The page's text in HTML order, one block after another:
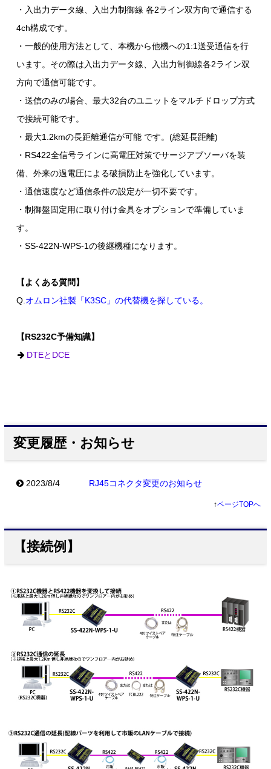
・入出力データ線、入出力制御線 各2ライン双方向で通信する
4ch構成です。
・一般的使用方法として、本機から他機への1:1送受通信を行
います。その際は入出力データ線、入出力制御線各2ライン双
方向で通信可能です。
・送信のみの場合、最大32台のユニットをマルチドロップ方式
で接続可能です。
・最大1.2kmの長距離通信が可能 です。(総延長距離)
・RS422全信号ラインに高電圧対策でサージアブソーバを装
備、外来の過電圧による破損防止を強化しています。
・通信速度など通信条件の設定が一切不要です。
・制御盤固定用に取り付け金具をオプションで準備していま
す。
・SS-422N-WPS-1の後継機種になります。
【よくある質問】
Q.オムロン社製「K3SC」の代替機を探している。
【RS232C予備知識】
DTEとDCE
変更履歴・お知らせ
2023/8/4 RJ45コネクタ変更のお知らせ
↑ページTOPへ
【接続例】